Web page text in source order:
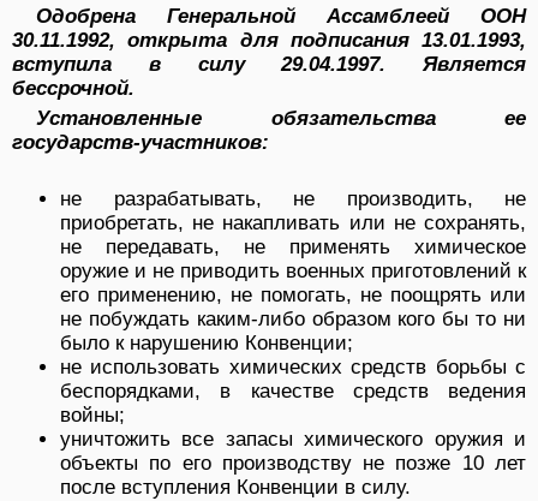
Одобрена Генеральной Ассамблеей ООН
30.11.1992, открыта для подписания 13.01.1993,
вступила в силу 29.04.1997. Является
бессрочной.
Установленные обязательства ее
государств-участников:
не разрабатывать, не производить, не
приобретать, не накапливать или не сохранять,
не передавать, не применять химическое
оружие и не приводить военных приготовлений к
его применению, не помогать, не поощрять или
не побуждать каким-либо образом кого бы то ни
было к нарушению Конвенции;
не использовать химических средств борьбы с
беспорядками, в качестве средств ведения
войны;
уничтожить все запасы химического оружия и
объекты по его производству не позже 10 лет
после вступления Конвенции в силу.